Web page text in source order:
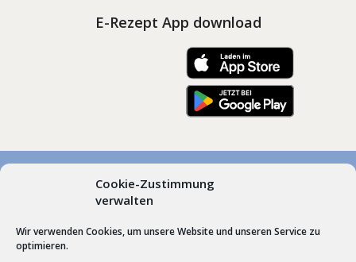
Cookie-Zustimmung
verwalten
Wir verwenden Cookies, um unsere Website und unseren Service zu
optimieren.
E-Rezept App download
© Marienapotheken Heimenkirch und Scheidegg, Dr.
Webdesign bySchrift + Bild GmbHLindenberg im